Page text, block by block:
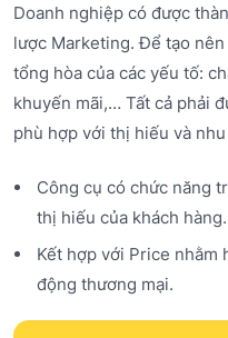
Doanh nghiệp có được
lược Marketing. Để tạo
tổng hòa của các yếu tố:
khuyến mãi,… Tất cả phải
phù hợp với thị hiếu và
Công cụ có chức năng
thị hiếu của khách hàng.
Kết hợp với Price nhằm
động thương mại.